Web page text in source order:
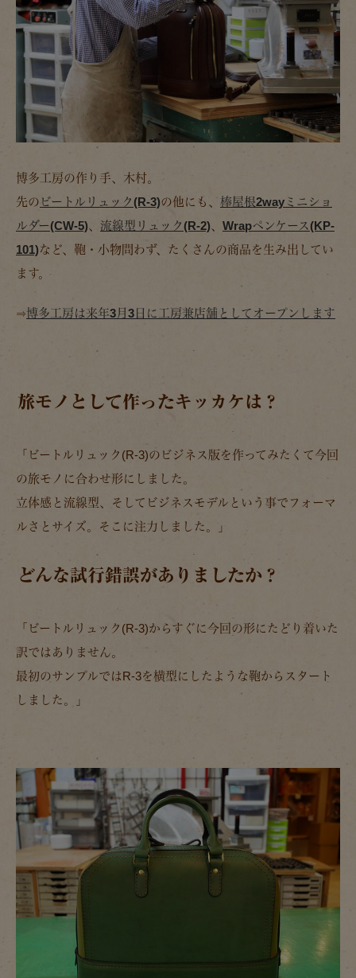
博多工房の作り手、木村。
先の ビートルリュック(R-3)の他にも、 棒屋根2wayミニショ
ルダー(CW-5)、 流線型リュック(R-2)、 Wrapペンケース(KP-
101)など、鞄・小物問わず、たくさんの商品を生み出してい
ます。
⇒博多工房は来年3月3日に工房兼店舗としてオープンします
旅モノとして作ったキッカケは？
「ビートルリュック(R-3)のビジネス版を作ってみたくて今回
の旅モノに合わせ形にしました。
立体感と流線型、そしてビジネスモデルという事でフォーマ
ルさとサイズ。そこに注力しました。」
どんな試行錯誤がありましたか？
「ビートルリュック(R-3)からすぐに今回の形にたどり着いた
訳ではありません。
最初のサンプルではR-3を横型にしたような鞄からスタート
しました。」